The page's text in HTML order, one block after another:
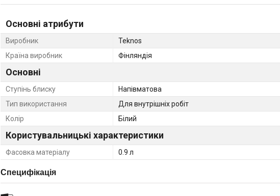
Основні атрибути
Виробник
Teknos
Країна виробник
Фінляндія
Основні
Ступінь блиску
Напівматова
Тип використання
Для внутрішніх робіт
Колір
Білий
Користувальницькі характеристики
Фасовка матеріалу 0.9 л
Специфікація